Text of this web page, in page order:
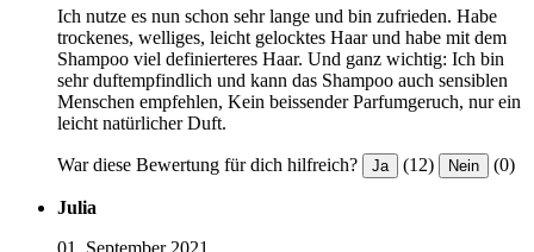
Ich nutze es nun schon sehr lange und bin zufrieden. Habe
trockenes, welliges, leicht gelocktes Haar und habe mit dem
Shampoo viel definierteres Haar. Und ganz wichtig: Ich bin
sehr duftempfindlich und kann das Shampoo auch sensiblen
Menschen empfehlen, Kein beissender Parfumgeruch, nur ein
leicht natürlicher Duft.
War diese Bewertung für dich hilfreich? Ja (12) Nein (0)
Julia